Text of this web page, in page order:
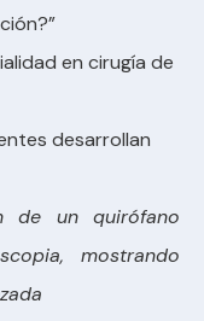
en cirugía de
desarrollan
de un quirófano
mostrando